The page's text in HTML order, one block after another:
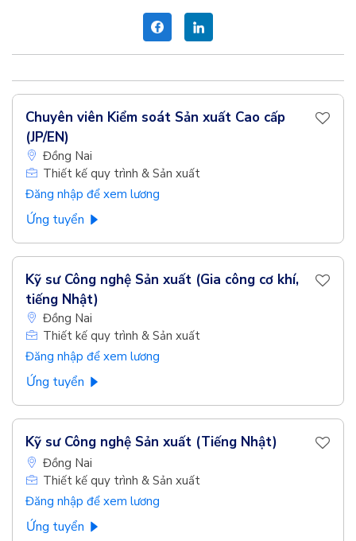
Chuyên viên Kiểm soát Sản xuất Cao cấp
(JP/EN)
Đồng Nai
Thiết kế quy trình & Sản xuất
Đăng nhập để xem lương
Ứng tuyển
Kỹ sư Công nghệ Sản xuất (Gia công cơ khí,
tiếng Nhật)
Đồng Nai
Thiết kế quy trình & Sản xuất
Đăng nhập để xem lương
Ứng tuyển
Kỹ sư Công nghệ Sản xuất (Tiếng Nhật)
Đồng Nai
Thiết kế quy trình & Sản xuất
Đăng nhập để xem lương
Ứng tuyển